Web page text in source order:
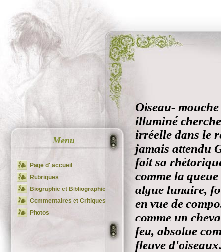
Menu
Page d' accueil
Rubriques
Biographie et Bibliographie
Commentaires et Critiques
Photos
Oiseau-
illuminé
irréelle dans le
jamais attendu
fait sa
comme la
algue lunaire,
en vue de
comme un
feu, absolue
fleuve d'oiseaux.